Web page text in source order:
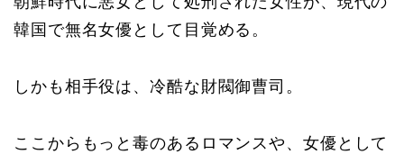
韓国で無名女優として目覚める。
しかも相手役は、冷酷な財閥御曹司。
ここからもっと毒のあるロマンスや、女優として